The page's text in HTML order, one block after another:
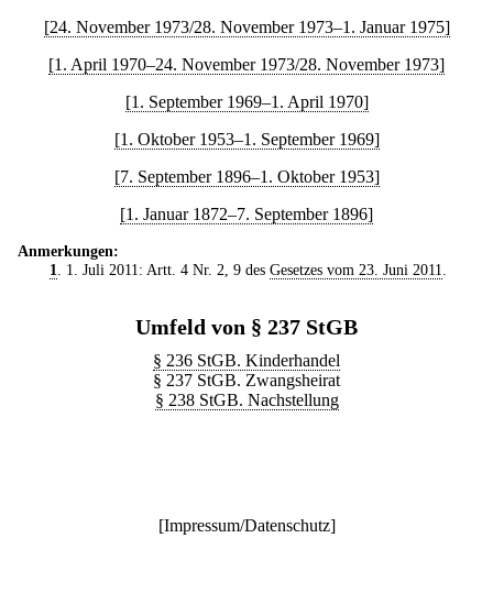
[24. November 1973/28. November 1973–1. Januar 1975]
[1. April 1970–24. November 1973/28. November 1973]
[1. September 1969–1. April 1970]
[1. Oktober 1953–1. September 1969]
[7. September 1896–1. Oktober 1953]
[1. Januar 1872–7. September 1896]
Anmerkungen:
1
. 1. Juli 2011: Artt. 4 Nr. 2, 9 des Gesetzes vom 23. Juni 2011
Umfeld von § 237 StGB
§ 236 StGB. Kinderhandel
§ 237 StGB. Zwangsheirat
§ 238 StGB. Nachstellung
[Impressum/Datenschutz]